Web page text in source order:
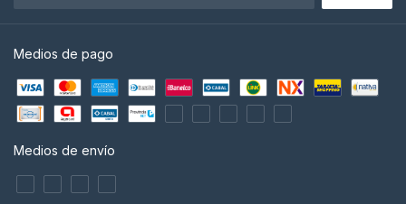
Medios de pago
Medios de envío